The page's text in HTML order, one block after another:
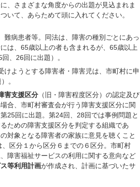
、さまざまな角度からの出題が見込まれま
いて、あらためて頭に入れてください。
病患者等。同法は、障害の種別ごとにあっ
は、65歳以上の者も含まれるが、65歳以上
、26回に出題）。
ようとする障害者・障害児は、市町村に申
。
害支援区分（旧・障害程度区分）の認定及び
合、市町村審査会が行う障害支援区分に関
25回に出題。第24回、28回では事例問題と
ための障害支援区分を判定する組織であ
対象となる障害者の家族に意見を聴くこと
区分１から区分６までの６区分。市町村
障害福祉サービスの利用に関する意向など
等利用計画が作成され、計画に基づいたサ